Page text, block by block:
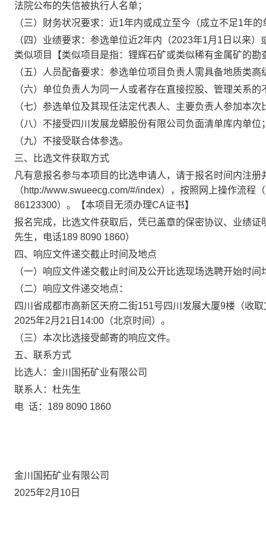
法院公布的失信被执行人名单；
（三） 财务状况要求： 近1年内或成立至今 （成立不足1年的
（四）业绩要求：参选单位近2年内（2023年1月 1 日以来）
类似项目【类似项目是指：锂辉石矿或类似稀有金属矿的勘
（五）人员配备要求：参选单位项目负责人需具备地质类
（六）单位负责人为同一人或者存在直接控股、管理关系
（七） 参选单位及其现任法定代表人、主要负责人参加本
（八）不接受四川发展龙蟒股份有限公司负面清单库内单位
（九）不接受联合体参选。
三、比选文件获取方式
凡有意报名参与本项目的比选申请人，请于报名时间内注
（http://www.swueecg.com/#/index），按照网上操作流程
86123300）。【本项目无须办理CA证书】
报名完成，比选文件获取后，凭已盖章的保密协议、业绩
先生，电话189 8090 1860）
四、响应文件递交截止时间及地点
（一）响应文件递交截止时间及公开比选现场选聘开始时间
（二）响应文件递交地点：
四川省成都市高新区天府二街151号四川发展大厦9楼（收取
2025年2月 21 日 14:00 （北京时间） 。
（三）本次比选接受邮寄的响应文件。
五、联系方式
比选人： 金川国拓矿业有限公司
联系人：杜先生
电 话： 189 8090 1860
金川国拓矿业有限公司
2025年2月 10 日